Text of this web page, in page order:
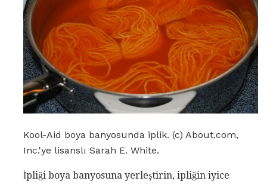
Kool-Aid boya banyosunda iplik. (c) About.com,
Inc.'ye lisanslı Sarah E. White.
İpliği boya banyosuna yerleştirin, ipliğin iyice